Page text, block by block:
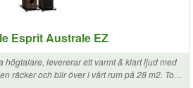
Esprit Australe EZ
högtalare, levererar ett varmt & klart ljud med
räcker och blir över i vårt rum på 28 m2. Top